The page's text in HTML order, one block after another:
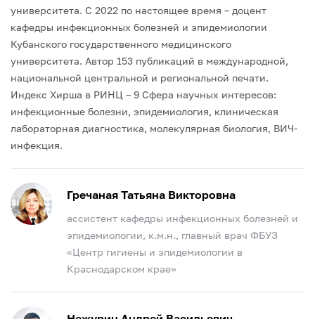
университета. С 2022 по настоящее время – доцент
кафедры инфекционных болезней и эпидемиологии
Кубанского государственного медицинского
университета. Автор 153 публикаций в международной,
национальной центральной и региональной печати.
Индекс Хирша в РИНЦ – 9 Сфера научных интересов:
инфекционные болезни, эпидемиология, клиническая
лабораторная диагностика, молекулярная биология, ВИЧ-
инфекция.
Гречаная Татьяна Викторовна
ассистент кафедры инфекционных болезней и
эпидемиологии, к.м.н., главный врач ФБУЗ
«Центр гигиены и эпидемиологии в
Краснодарском крае»